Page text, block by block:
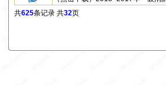
共625条记录 共32页